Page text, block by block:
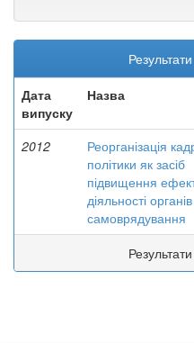
Дата
випуску
Назва
2012
Реорганізація
політики як засіб
підвищення
діяльності
самоврядування